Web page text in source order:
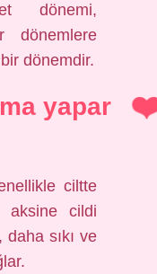
dönemi,
dönemlere
dönemdir.
yapar
ciltte
aksine cildi
daha sıkı ve